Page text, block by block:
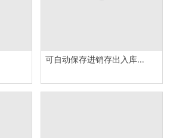
可自动保存进销存出入库管理表Excel模板